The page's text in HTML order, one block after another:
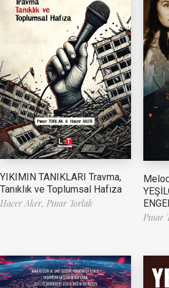
YIKIMIN TANIKLARI Travma,
Tanıklık ve Toplumsal Hafıza
Hacer Aker, Pınar Torlak
Pınar